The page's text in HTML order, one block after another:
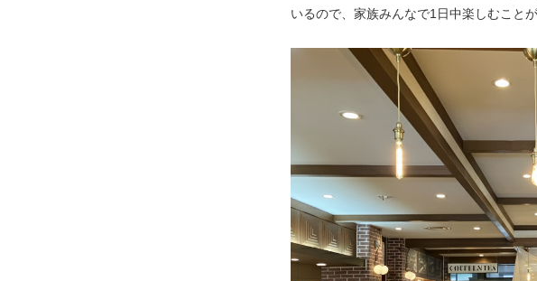
いるので、家族みんなで1日中楽しむことが